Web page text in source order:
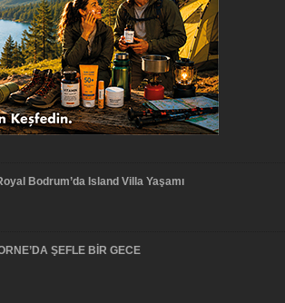
Bodrum’da Island Villa Yaşamı
ŞEFLE BİR GECE